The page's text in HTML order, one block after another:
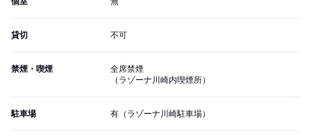
貸切 不可
禁煙・喫煙
全席禁煙
（ラゾーナ川崎内喫煙所）
駐車場 有（ラゾーナ川崎駐車場）